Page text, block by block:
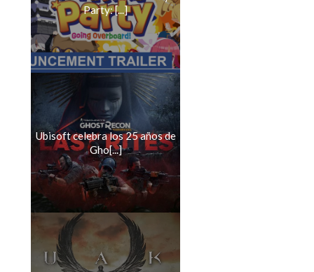
Party: [...]
Ubisoft celebra los 25 años de
Gho[...]